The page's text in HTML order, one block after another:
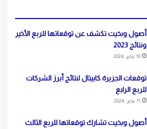
أصول وبخيت تكشف عن توقعاتها للربع الأخير
ونتائج 2023
10 يناير، 2024
توقعات الجزيرة كابيتال لنتائج أبرز الشركات
للربع الرابع
11 يناير، 2024
أصول وبخيت تشارك توقعاتها للربع الثالث